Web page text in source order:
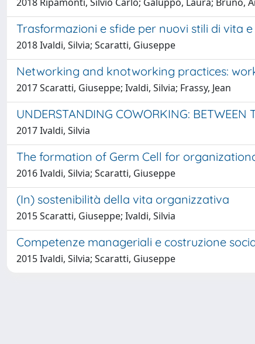
Trasformazioni e sfide per nuovi stili di vita
2018 Ivaldi, Silvia; Scaratti, Giuseppe
Networking and knotworking practices:
2017 Scaratti, Giuseppe; Ivaldi, Silvia; Frassy, Jean
UNDERSTANDING COWORKING: BETWEEN
2017 Ivaldi, Silvia
The formation of Germ Cell for
2016 Ivaldi, Silvia; Scaratti, Giuseppe
(In) sostenibilità della vita organizzativa
2015 Scaratti, Giuseppe; Ivaldi, Silvia
Competenze manageriali e costruzione
2015 Ivaldi, Silvia; Scaratti, Giuseppe